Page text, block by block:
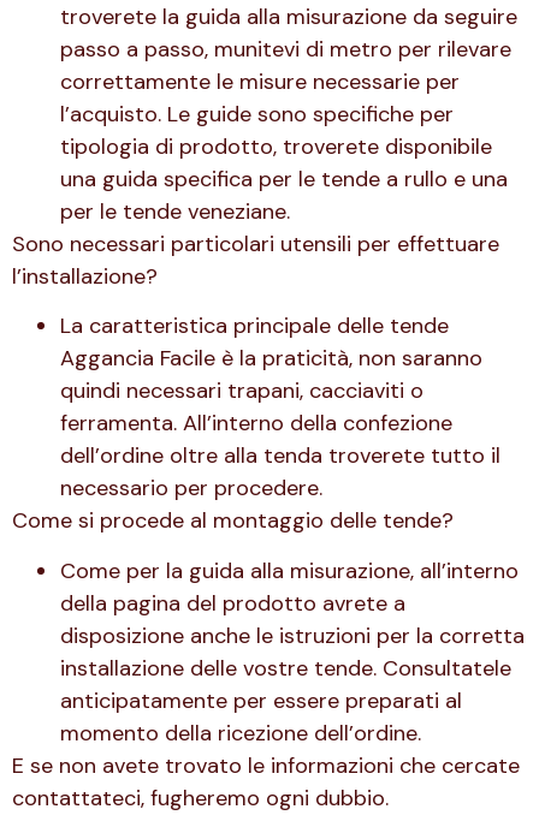
troverete la guida alla misurazione da seguire
passo a passo, munitevi di metro per rilevare
correttamente le misure necessarie per
l’acquisto. Le guide sono specifiche per
tipologia di prodotto, troverete disponibile
una guida specifica per le tende a rullo e una
per le tende veneziane.
Sono necessari particolari utensili per effettuare
l’installazione?
La caratteristica principale delle tende
Aggancia Facile è la praticità, non saranno
quindi necessari trapani, cacciaviti o
ferramenta. All’interno della confezione
dell’ordine oltre alla tenda troverete tutto il
necessario per procedere.
Come si procede al montaggio delle tende?
Come per la guida alla misurazione, all’interno
della pagina del prodotto avrete a
disposizione anche le istruzioni per la corretta
installazione delle vostre tende. Consultatele
anticipatamente per essere preparati al
momento della ricezione dell’ordine.
E se non avete trovato le informazioni che cercate
contattateci, fugheremo ogni dubbio.